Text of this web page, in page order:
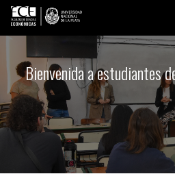
Bienvenida a estudiantes